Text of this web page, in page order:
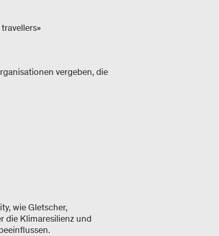
vergeben, die
wie Gletscher,
die Klimaresilienz und